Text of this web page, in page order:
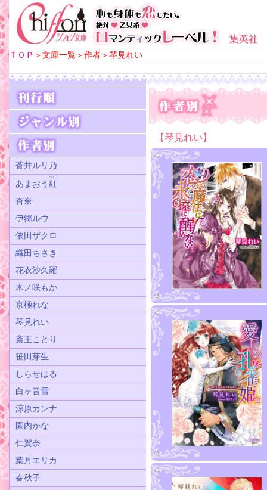
ＴＯＰ ＞文庫一覧＞作者＞琴見れい
蒼井ルリ乃
あまおう 紅
べに
杏奈
伊郷ルウ
依田ザクロ
織田ちさき
花衣沙久羅
木ノ咲もか
京極れな
琴見れい
斎王ことり
笹田芽生
しらせはる
白ヶ音雪
涼原カンナ
園内かな
仁賀奈
葉月エリカ
春秋子
【琴見れい】